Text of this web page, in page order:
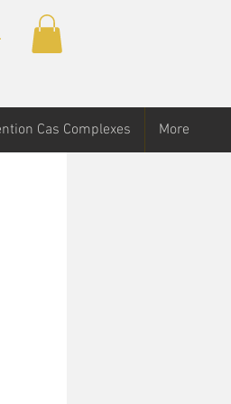
Cas Complexes More